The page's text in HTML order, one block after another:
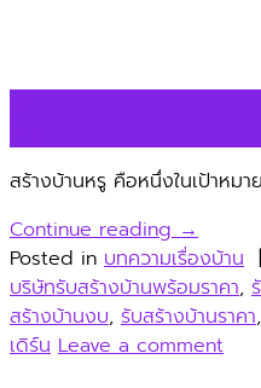
สร้างบ้านหรู คือหนึ่งในเป้าหม
Continue reading→
Posted in บทความเรื่องบ้าน |
บริษัทรับสร้างบ้านพร้อมราคา,
สร้างบ้านงบ, รับสร้างบ้านราคา,
เดิร์น Leave a comment